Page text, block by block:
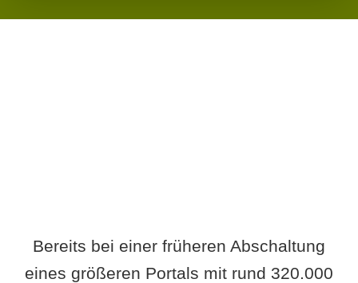
Bereits bei einer früheren Abschaltung
eines größeren Portals mit rund 320.000